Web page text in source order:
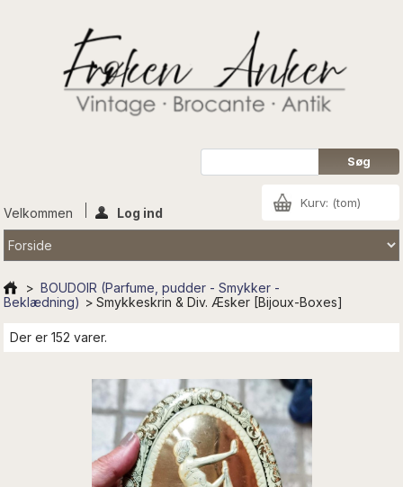
Kurv: (tom)
Velkommen Log ind
> BOUDOIR (Parfume, pudder - Smykker -
Beklædning) > Smykkeskrin & Div. Æsker [Bijoux-Boxes]
Der er 152 varer.